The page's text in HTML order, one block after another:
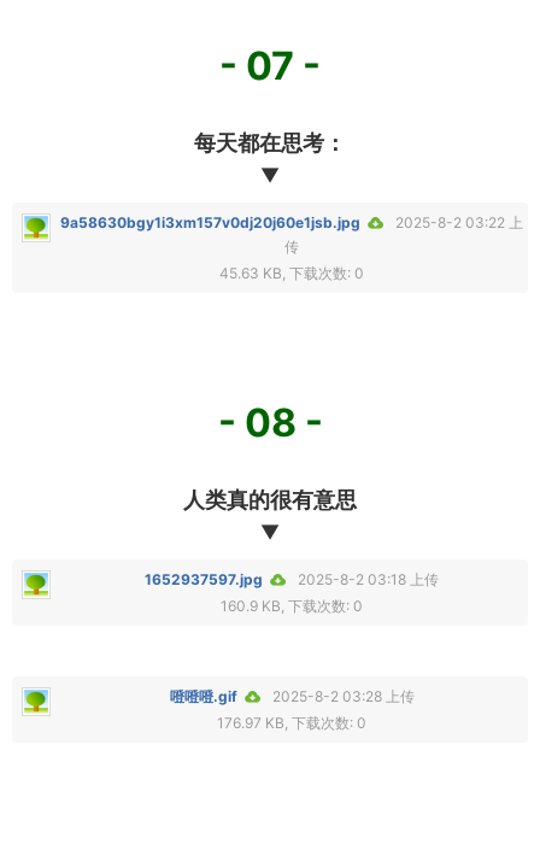
- 07 -
每天都在思考：
▼
9a58630bgy1i3xm157v0dj20j60e1jsb.jpg
2025-8-2 03:22 上
传
45.63 KB, 下载次数: 0
- 08 -
人类真的很有意思
▼
1652937597.jpg
2025-8-2 03:18 上传
160.9 KB, 下载次数: 0
噔噔噔.gif
2025-8-2 03:28 上传
176.97 KB, 下载次数: 0